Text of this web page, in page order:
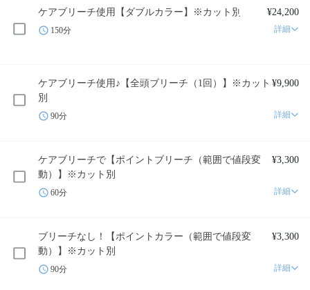
ケアブリーチ使用【ダブルカラー】※カット別 ¥24,200
150分 詳細
ケアブリーチ使用♪【全頭ブリーチ（1回）】※カット
別
¥9,900
90分 詳細
ケアブリーチで【ポイントブリーチ（範囲で値段変
動）】※カット別
¥3,300
60分 詳細
ブリーチなし！【ポイントカラー（範囲で値段変
動）】※カット別
¥3,300
90分 詳細